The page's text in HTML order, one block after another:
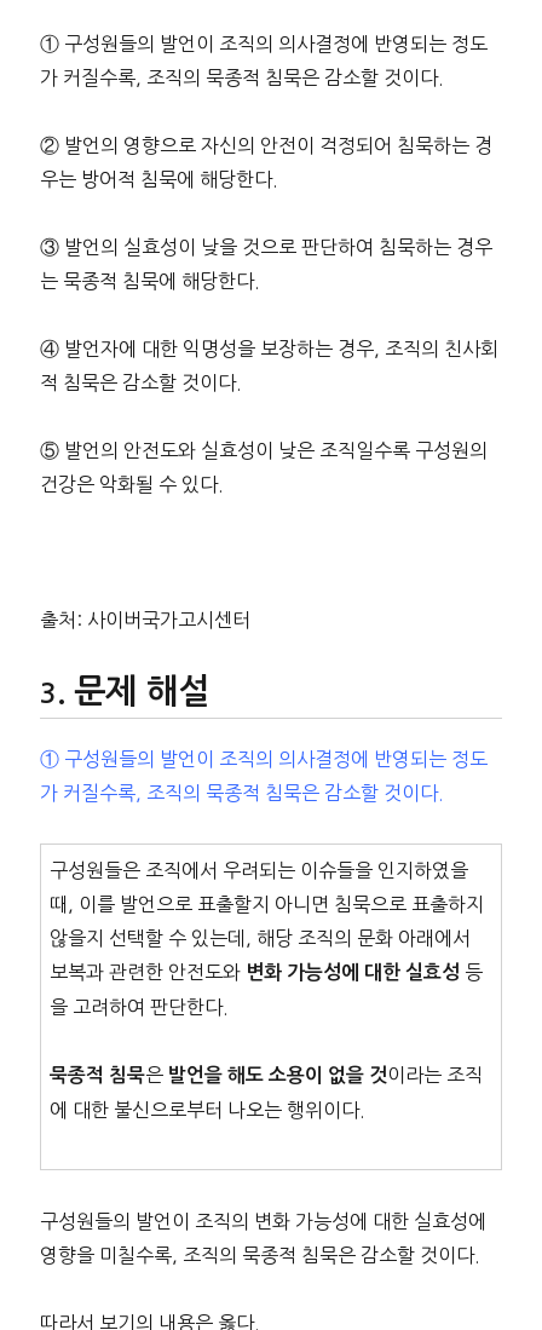
① 구성원들의 발언이 조직의 의사결정에 반영되는 정도
가 커질수록, 조직의 묵종적 침묵은 감소할 것이다.
② 발언의 영향으로 자신의 안전이 걱정되어 침묵하는 경
우는 방어적 침묵에 해당한다.
③ 발언의 실효성이 낮을 것으로 판단하여 침묵하는 경우
는 묵종적 침묵에 해당한다.
④ 발언자에 대한 익명성을 보장하는 경우, 조직의 친사회
적 침묵은 감소할 것이다.
⑤ 발언의 안전도와 실효성이 낮은 조직일수록 구성원의
건강은 악화될 수 있다.
출처: 사이버국가고시센터
문제 해설
① 구성원들의 발언이 조직의 의사결정에 반영되는 정도
가 커질수록, 조직의 묵종적 침묵은 감소할 것이다.
구성원들은 조직에서 우려되는 이슈들을 인지하였을
때, 이를 발언으로 표출할지 아니면 침묵으로 표출하지
않을지 선택할 수 있는데, 해당 조직의 문화 아래에서
보복과 관련한 안전도와 변화 가능성에 대한 실효성 등
을 고려하여 판단한다.
묵종적 침묵은 발언을 해도 소용이 없을 것 이라는 조직
에 대한 불신으로부터 나오는 행위이다.
구성원들의 발언이 조직의 변화 가능성에 대한 실효성에
영향을 미칠수록, 조직의 묵종적 침묵은 감소할 것이다.
따라서 보기의 내용은 옳다.